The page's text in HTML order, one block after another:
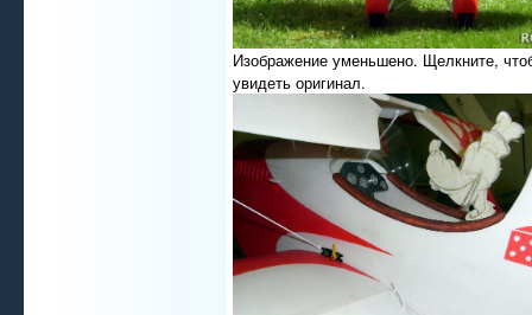
Изображение уменьшено. Щелкните,
увидеть оригинал.